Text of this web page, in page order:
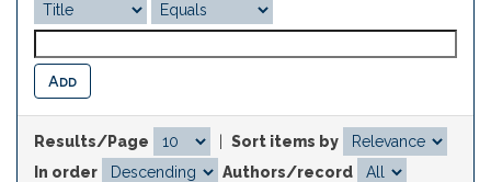
Results/Page
Sort items by
In order
Authors/record